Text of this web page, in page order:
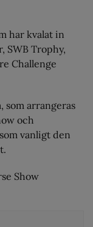
har kvalat in
SWB Trophy,
Challenge
som arrangeras
och
vanligt den
Show